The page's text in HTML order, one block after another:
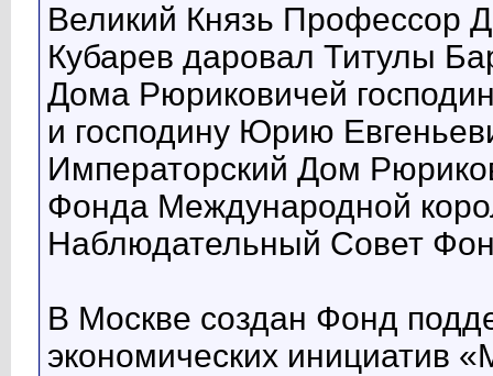
Великий Князь Профессор
Кубарев даровал Титулы
Дома Рюриковичей
и господину Юрию
Императорский Дом
Фонда Международной
Наблюдательный Совет
В Москве создан Фонд
экономических инициатив